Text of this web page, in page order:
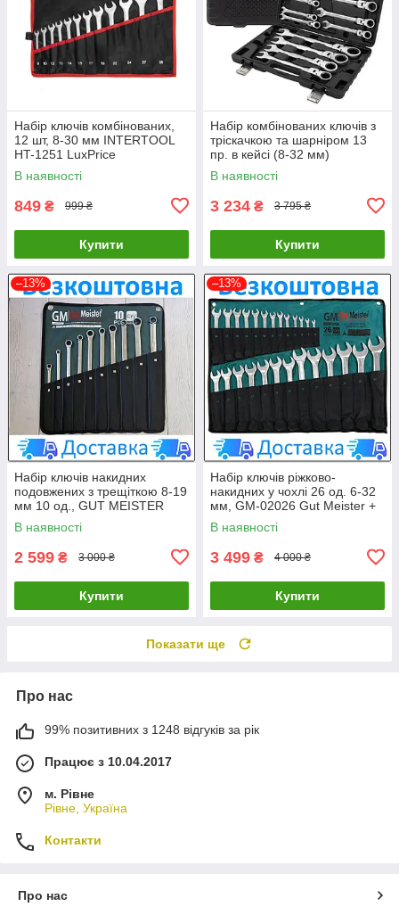
Набір ключів комбінованих,
12 шт, 8-30 мм INTERTOOL
HT-1251 LuxPrice
В наявності
849 ₴ 999 ₴
Купити
Набір комбінованих ключів з
тріскачкою та шарніром 13
пр. в кейсі (8-32 мм)
FORCEKRAFT FK-10340
В наявності
3 234 ₴ 3 795 ₴
Купити
–13%
Набір ключів накидних
подовжених з трещіткою 8-19
мм 10 од., GUT MEISTER
GM-02010 + БЕЗКОШТОВНА
ДОСТАВКА LuxPrice
В наявності
2 599 ₴ 3 000 ₴
Купити
–13%
Набір ключів ріжково-
накидних у чохлі 26 од. 6-32
мм, GM-02026 Gut Meister +
БЕЗКОШТОВНА ДОСТАВКА
LuxPrice
В наявності
3 499 ₴ 4 000 ₴
Купити
Показати ще
Про нас
99% позитивних з 1248 відгуків за рік
Працює з 10.04.2017
м. Рівне
Рівне, Україна
Контакти
Про нас